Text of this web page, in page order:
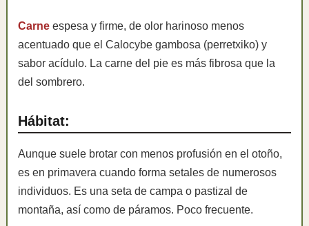
Carne espesa y firme, de olor harinoso menos
acentuado que el Calocybe gambosa (perretxiko) y
sabor acídulo. La carne del pie es más fibrosa que la
del sombrero.
Hábitat:
Aunque suele brotar con menos profusión en el otoño,
es en primavera cuando forma setales de numerosos
individuos. Es una seta de campa o pastizal de
montaña, así como de páramos. Poco frecuente.